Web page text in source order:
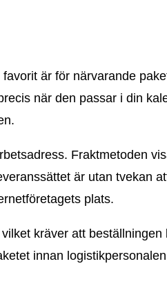
är för närvarande
när den passar i din
Fraktmetoden
är utan tvekan
plats.
kräver att beställningen
innan